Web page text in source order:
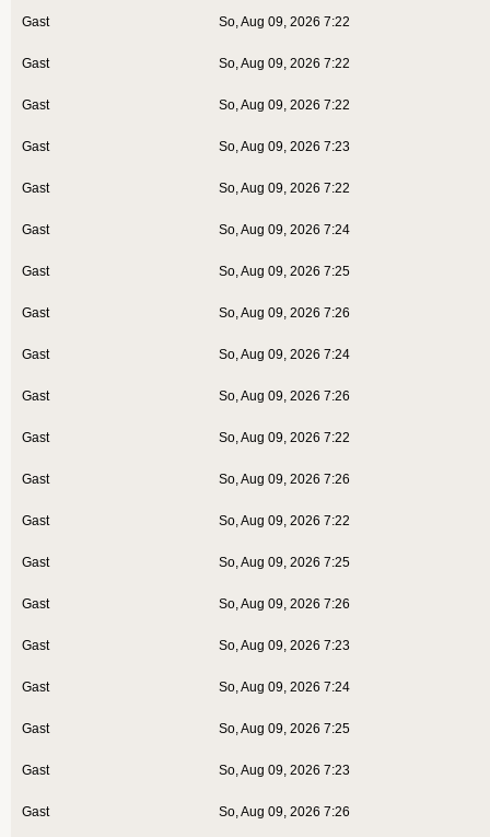
Gast So, Aug 09, 2026 7:22
Gast So, Aug 09, 2026 7:22
Gast So, Aug 09, 2026 7:22
Gast So, Aug 09, 2026 7:23
Gast So, Aug 09, 2026 7:22
Gast So, Aug 09, 2026 7:24
Gast So, Aug 09, 2026 7:25
Gast So, Aug 09, 2026 7:26
Gast So, Aug 09, 2026 7:24
Gast So, Aug 09, 2026 7:26
Gast So, Aug 09, 2026 7:22
Gast So, Aug 09, 2026 7:26
Gast So, Aug 09, 2026 7:22
Gast So, Aug 09, 2026 7:25
Gast So, Aug 09, 2026 7:26
Gast So, Aug 09, 2026 7:23
Gast So, Aug 09, 2026 7:24
Gast So, Aug 09, 2026 7:25
Gast So, Aug 09, 2026 7:23
Gast So, Aug 09, 2026 7:26